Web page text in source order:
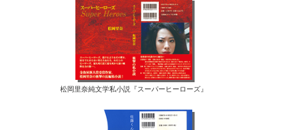
松岡里奈純文学私小説『スーパーヒーローズ』